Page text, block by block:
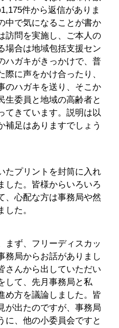
件から返信がありま
中で気になることが書か
訪問を実施し、ご本人の
場合は地域包括支援セン
ハガキがきっかけで、普
に声をかけ合ったり、
のハガキを送り、そこか
生委員と地域の高齢者と
てきています。説明は以
補足はありますでしょう
たプリントを封筒に入れ
した。皆様からいろいろ
、心配な方は事務局や然
た。
まず、フリーディスカッ
務局からお話がありまし
さんから出していただい
して、先月事務局と私
め方を議論しました。皆
が出たのですが、事務局
に、他の小委員会ですと